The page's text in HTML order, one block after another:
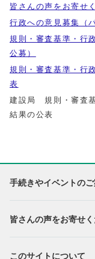
皆さんの声をお寄せ
行政への意見募集（
規則・審査基準・行
公募）
規則・審査基準・行
表
建設局 規則・審査
結果の公表
手続きやイベントの
皆さんの声をお寄せ
このサイトについて